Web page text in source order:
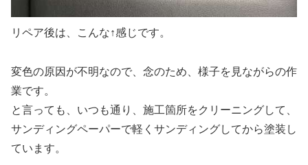
リペア後は、こんな↑感じです。
変色の原因が不明なので、念のため、様子を見ながらの作
業です。
と言っても、いつも通り、施工箇所をクリーニングして、
サンディングペーパーで軽くサンディングしてから塗装し
ています。